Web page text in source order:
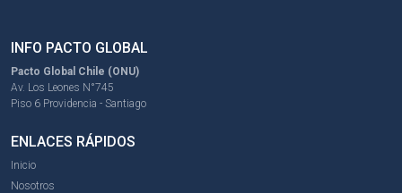
INFO PACTO GLOBAL
Pacto Global Chile (ONU)
Av. Los Leones N°745
Piso 6 Providencia - Santiago
ENLACES RÁPIDOS
Inicio
Nosotros